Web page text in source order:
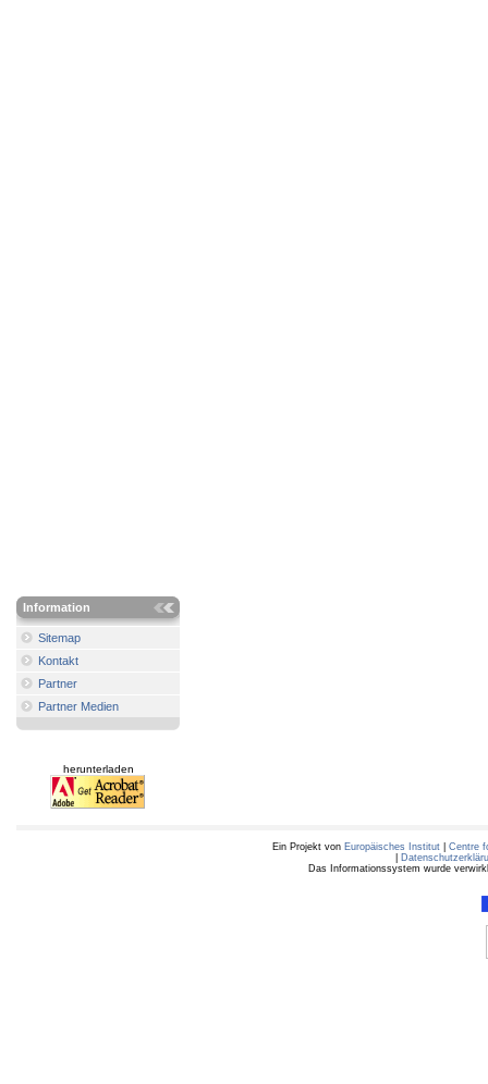
Information
Sitemap
Kontakt
Partner
Partner Medien
herunterladen
Ein Projekt von Europäisches Institut
Centre
Das Informationssystem wurde